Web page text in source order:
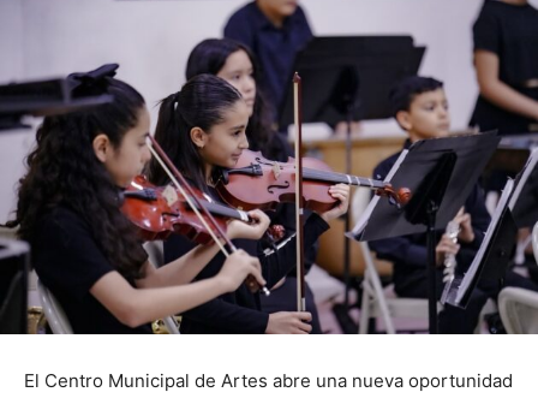
El Centro Municipal de Artes abre una nueva oportunidad